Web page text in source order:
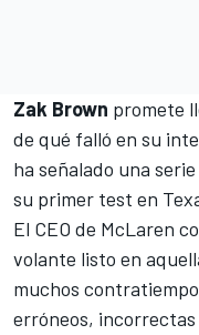
Zak Brown promete
de qué falló en su
ha señalado una
su primer test en
El CEO de McLaren
volante listo en
muchos
erróneos,